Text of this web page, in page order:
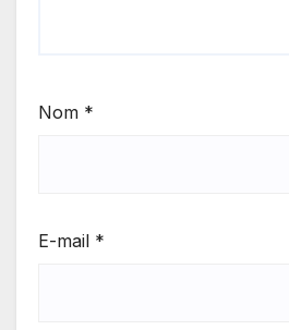
Nom *
E-mail *